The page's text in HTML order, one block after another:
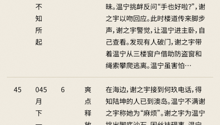
不
知
所
起
昧。温宁挑衅反问“手也好啦？”，谢
之宇以吻回应。此时楼道传来脚步
声，谢之宇警觉，让温宁进主卧，自
己查看。发现有人破门，谢之宇带
着温宁从三楼窗户借助防盗窗和
绳索攀爬逃离。温宁虽害怕…
45
045
月
下
6
爽
点
释
在海边，谢之宇接到何玖电话，得
知陆坤的人已到澳岛。温宁不满谢
之宇称她为“麻烦”。谢之宇为温宁